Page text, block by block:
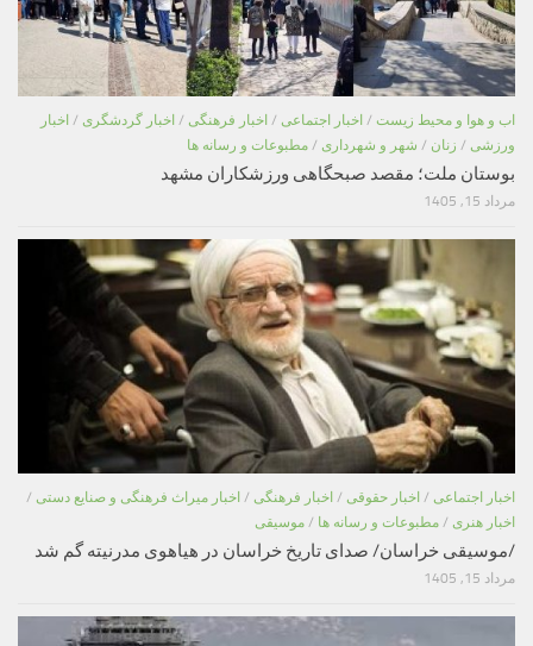
اب و هوا و محیط زیست / اخبار اجتماعی / اخبار فرهنگی / اخبار گردشگری / اخبار
ورزشی / زنان / شهر و شهرداری / مطبوعات و رسانه ها
بوستان ملت؛ مقصد صبحگاهی ورزشکاران مشهد
مرداد 15, 1405
اخبار اجتماعی / اخبار حقوقی / اخبار فرهنگی / اخبار میراث فرهنگی و صنایع دستی /
اخبار هنری / مطبوعات و رسانه ها / موسیقی
/موسیقی خراسان/ صدای تاریخ خراسان در هیاهوی مدرنیته گم شد
مرداد 15, 1405